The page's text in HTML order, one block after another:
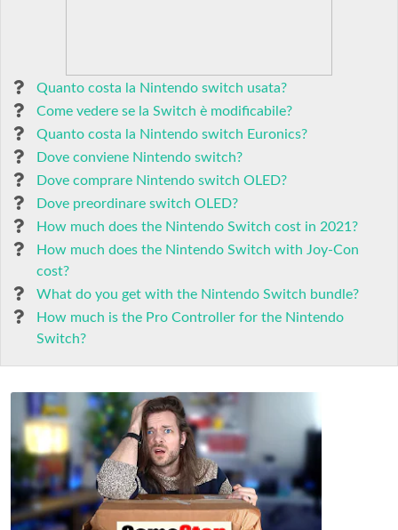
Quanto costa la Nintendo switch usata?
Come vedere se la Switch è modificabile?
Quanto costa la Nintendo switch Euronics?
Dove conviene Nintendo switch?
Dove comprare Nintendo switch OLED?
Dove preordinare switch OLED?
How much does the Nintendo Switch cost in 2021?
How much does the Nintendo Switch with Joy-Con
cost?
What do you get with the Nintendo Switch bundle?
How much is the Pro Controller for the Nintendo
Switch?